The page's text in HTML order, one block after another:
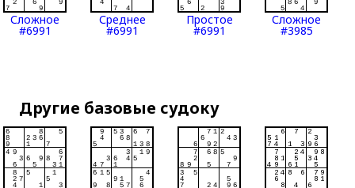
Сложное
#6991
Среднее
#6991
Простое
#6991
Сложное
#3985
Другие базовые судоку